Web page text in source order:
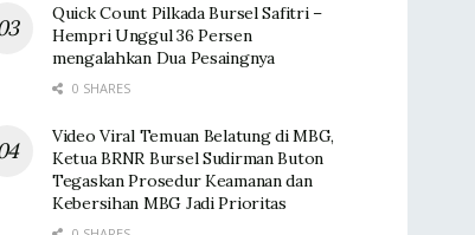
Quick Count Pilkada Bursel Safitri –
Hempri Unggul 36 Persen
mengalahkan Dua Pesaingnya
0 SHARES
Video Viral Temuan Belatung di MBG,
Ketua BRNR Bursel Sudirman Buton
Tegaskan Prosedur Keamanan dan
Kebersihan MBG Jadi Prioritas